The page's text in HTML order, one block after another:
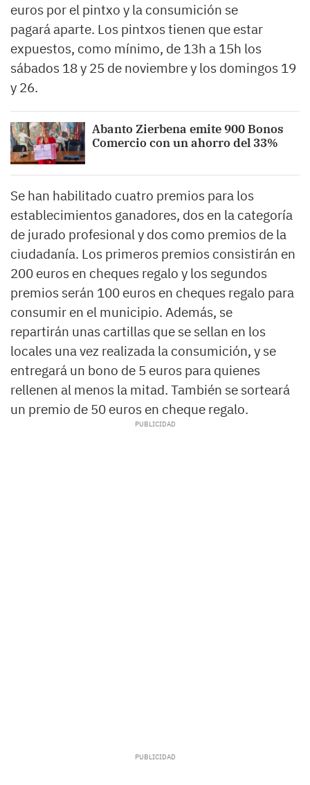
euros por el pintxo y la consumición se
pagará aparte. Los pintxos tienen que estar
expuestos, como mínimo, de 13h a 15h los
sábados 18 y 25 de noviembre y los domingos 19
y 26.
Abanto Zierbena emite 900 Bonos
Comercio con un ahorro del 33%
Se han habilitado cuatro premios para los
establecimientos ganadores, dos en la categoría
de jurado profesional y dos como premios de la
ciudadanía. Los primeros premios consistirán en
200 euros en cheques regalo y los segundos
premios serán 100 euros en cheques regalo para
consumir en el municipio. Además, se
repartirán unas cartillas que se sellan en los
locales una vez realizada la consumición, y se
entregará un bono de 5 euros para quienes
rellenen al menos la mitad. También se sorteará
un premio de 50 euros en cheque regalo.